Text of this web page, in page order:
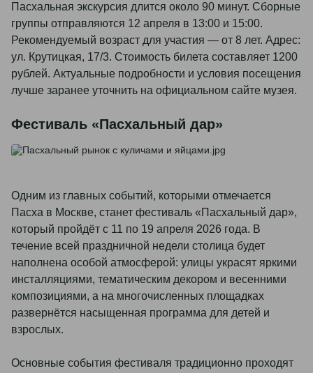
Пасхальная экскурсия длится около 90 минут. Сборные
группы отправляются 12 апреля в 13:00 и 15:00.
Рекомендуемый возраст для участия — от 8 лет. Адрес:
ул. Крутицкая, 17/3. Стоимость билета составляет 1200
рублей. Актуальные подробности и условия посещения
лучше заранее уточнить на официальном сайте музея.
Фестиваль «Пасхальный дар»
Одним из главных событий, которыми отмечается
Пасха в Москве, станет фестиваль «Пасхальный дар»,
который пройдёт с 11 по 19 апреля 2026 года. В
течение всей праздничной недели столица будет
наполнена особой атмосферой: улицы украсят яркими
инсталляциями, тематическим декором и весенними
композициями, а на многочисленных площадках
развернётся насыщенная программа для детей и
взрослых.
Основные события фестиваля традиционно проходят